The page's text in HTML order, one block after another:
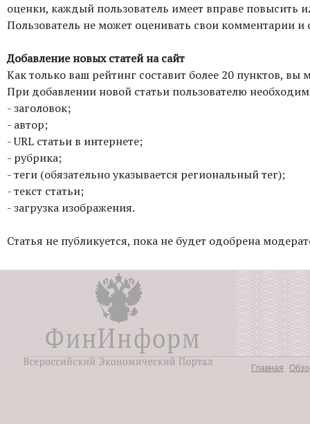
оценки, каждый пользователь имеет вправе повысить
Пользователь не может оценивать свои комментарии
Добавление новых статей на сайт
Как только ваш рейтинг составит более 20 пунктов, вы
При добавлении новой статьи пользователю
- заголовок;
- автор;
- URL статьи в интернете;
- рубрика;
- теги (обязательно указывается региональный тег);
- текст статьи;
- загрузка изображения.
Статья не публикуется, пока не будет одобрена
Главная